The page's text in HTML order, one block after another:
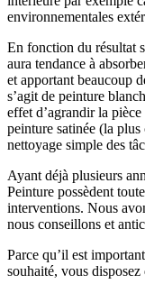
environnementales
En fonction du résultat
aura tendance à
et apportant beaucoup
s’agit de peinture
effet d’agrandir la
peinture satinée (la
nettoyage simple des
Ayant déjà plusieurs
Peinture possèdent
interventions. Nous
nous conseillons et
Parce qu’il est
souhaité, vous disposez